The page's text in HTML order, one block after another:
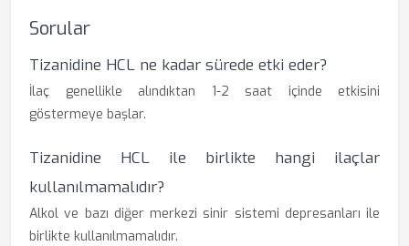
Sorular
Tizanidine HCL ne kadar sürede etki eder?
İlaç genellikle alındıktan 1-2 saat içinde etkisini
göstermeye başlar.
Tizanidine HCL ile birlikte hangi ilaçlar
kullanılmamalıdır?
Alkol ve bazı diğer merkezi sinir sistemi depresanları ile
birlikte kullanılmamalıdır.